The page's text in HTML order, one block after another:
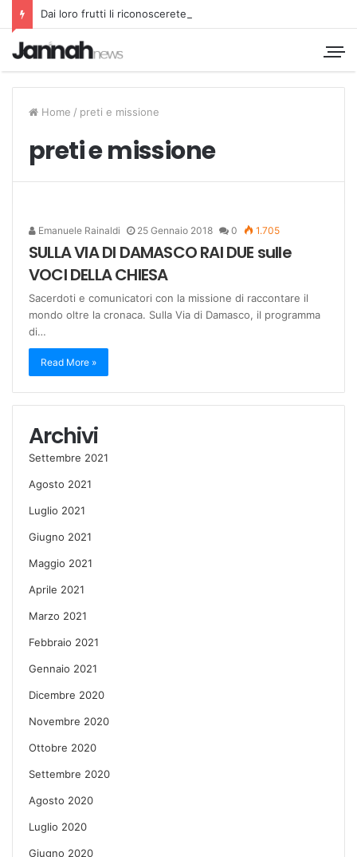
Dai loro frutti li riconoscerete
Home / preti e missione
preti e missione
Emanuele Rainaldi 25 Gennaio 2018 0 1.705
SULLA VIA DI DAMASCO RAI DUE sulle
VOCI DELLA CHIESA
Sacerdoti e comunicatori con la missione di raccontare il
mondo oltre la cronaca. Sulla Via di Damasco, il programma
di…
Read More »
Archivi
Settembre 2021
Agosto 2021
Luglio 2021
Giugno 2021
Maggio 2021
Aprile 2021
Marzo 2021
Febbraio 2021
Gennaio 2021
Dicembre 2020
Novembre 2020
Ottobre 2020
Settembre 2020
Agosto 2020
Luglio 2020
Giugno 2020